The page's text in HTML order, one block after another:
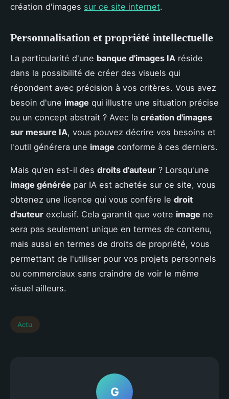
création d'images sur ce site internet.
Personnalisation et propriété intellectuelle
La particularité d'une banque d'images IA réside
dans la possibilité de créer des visuels qui
répondent avec précision à vos critères. Vous avez
besoin d'une image qui illustre une situation précise
ou un concept abstrait ? Avec la création d'images
sur mesure IA, vous pouvez décrire vos besoins et
l'outil générera une image conforme à ces derniers.
Mais qu'en est-il des droits d'auteur ? Lorsqu'une
image générée par IA est achetée sur ce site, vous
obtenez une licence qui vous confère le droit
d'auteur exclusif. Cela garantit que votre image ne
sera pas seulement unique en termes de contenu,
mais aussi en termes de droits de propriété, vous
permettant de l'utiliser pour vos projets personnels
ou commerciaux sans craindre de voir le même
visuel ailleurs.
Actu
G